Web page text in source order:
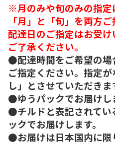
※月のみや旬のみの指定
「月」と「旬」を両方
配達日のご指定はお受け
ご了承ください。
●配達時間をご希望の場
ご指定ください。指定
し」とさせていただきま
●ゆうパックでお届けし
●チルドと表記されてい
ックでお届けします。
●お届けは日本国内に限